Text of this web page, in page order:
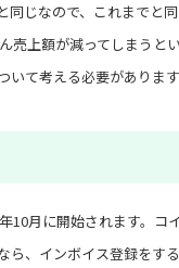
同じなので、これまでと
売上額が減ってしまうと
て考える必要があります
10月に開始されます。コ
ら、インボイス登録をす